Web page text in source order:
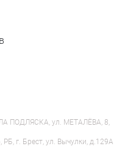
ПОДЛЯСКА, ул. МЕТАЛЁВА, 8,
г. Брест, ул. Вычулки, д.129А